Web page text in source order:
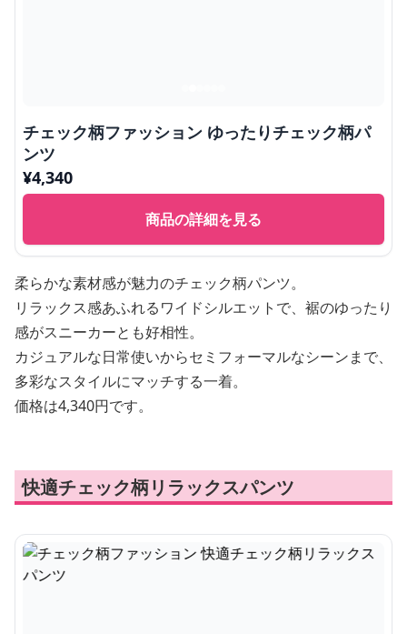
チェック柄ファッション ゆったりチェック柄パ
ンツ
¥4,340
商品の詳細を見る
柔らかな素材感が魅力のチェック柄パンツ。
リラックス感あふれるワイドシルエットで、裾のゆったり
感がスニーカーとも好相性。
カジュアルな日常使いからセミフォーマルなシーンまで、
多彩なスタイルにマッチする一着。
価格は4,340円です。
快適チェック柄リラックスパンツ